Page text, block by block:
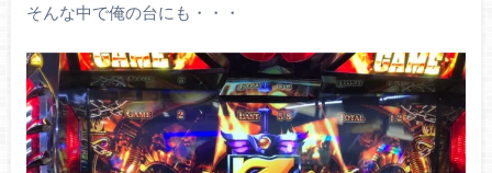
そんな中で俺の台にも・・・